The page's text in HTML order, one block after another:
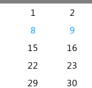
1
2
8
9
15
16
22
23
29
30